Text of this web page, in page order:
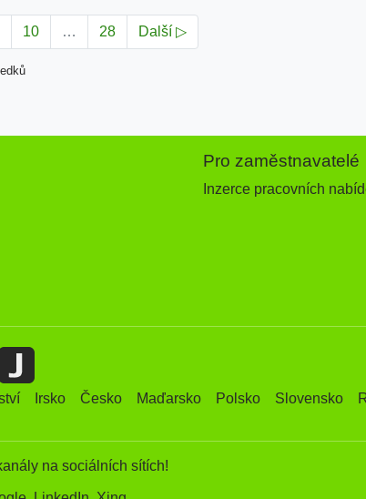
10 … 28 Další ▷
Pro zaměstnavatelé
Inzerce pracovních
Irsko Česko Maďarsko Polsko Slovensko
na sociálních sítích!